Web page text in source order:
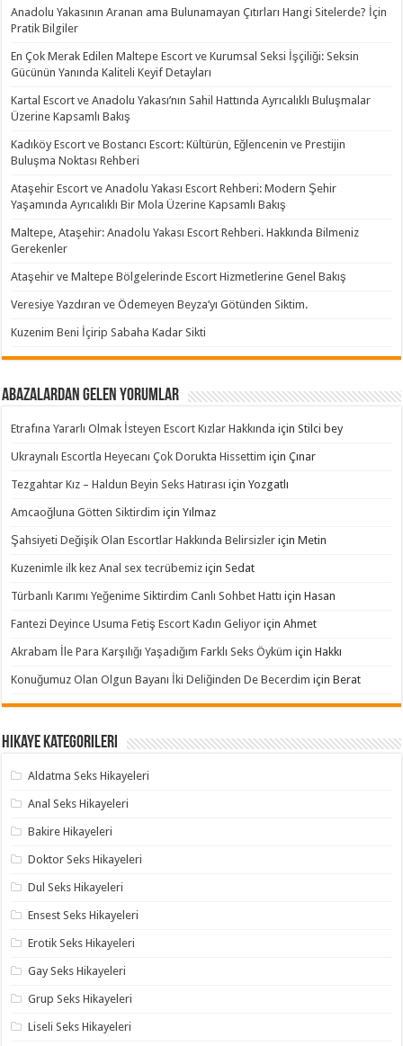
Anadolu Yakasının Aranan ama Bulunamayan Çıtırları Hangi Sitelerde? İçin
Pratik Bilgiler
En Çok Merak Edilen Maltepe Escort ve Kurumsal Seksi İşçiliği: Seksin
Gücünün Yanında Kaliteli Keyif Detayları
Kartal Escort ve Anadolu Yakası’nın Sahil Hattında Ayrıcalıklı Buluşmalar
Üzerine Kapsamlı Bakış
Kadıköy Escort ve Bostancı Escort: Kültürün, Eğlencenin ve Prestijin
Buluşma Noktası Rehberi
Ataşehir Escort ve Anadolu Yakası Escort Rehberi: Modern Şehir
Yaşamında Ayrıcalıklı Bir Mola Üzerine Kapsamlı Bakış
Maltepe, Ataşehir: Anadolu Yakası Escort Rehberi. Hakkında Bilmeniz
Gerekenler
Ataşehir ve Maltepe Bölgelerinde Escort Hizmetlerine Genel Bakış
Veresiye Yazdıran ve Ödemeyen Beyza’yı Götünden Siktim.
Kuzenim Beni İçirip Sabaha Kadar Sikti
Abazalardan Gelen Yorumlar
Etrafına Yararlı Olmak İsteyen Escort Kızlar Hakkında içinStilci bey
Ukraynalı Escortla Heyecanı Çok Dorukta Hissettim içinÇınar
Tezgahtar Kız – Haldun Beyin Seks Hatırası içinYozgatlı
Amcaoğluna Götten Siktirdim içinYılmaz
Şahsiyeti Değişik Olan Escortlar Hakkında Belirsizler içinMetin
Kuzenimle ilk kez Anal sex tecrübemiz içinSedat
Türbanlı Karımı Yeğenime Siktirdim Canlı Sohbet Hattı içinHasan
Fantezi Deyince Usuma Fetiş Escort Kadın Geliyor içinAhmet
Akrabam İle Para Karşılığı Yaşadığım Farklı Seks Öyküm içinHakkı
Konuğumuz Olan Olgun Bayanı İki Deliğinden De Becerdim içinBerat
Hikaye Kategorileri
Aldatma Seks Hikayeleri
Anal Seks Hikayeleri
Bakire Hikayeleri
Doktor Seks Hikayeleri
Dul Seks Hikayeleri
Ensest Seks Hikayeleri
Erotik Seks Hikayeleri
Gay Seks Hikayeleri
Grup Seks Hikayeleri
Liseli Seks Hikayeleri